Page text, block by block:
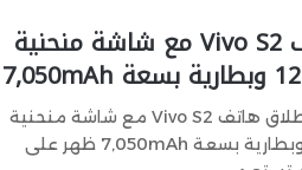
إطلاق هاتف Vivo S2 مع شاشة منحنية
هذا الموضوع إطلاق هاتف Vivo S2 مع شاشة منحنية
بمعدل 120Hz وبطارية بسعة 7,050mAh ظهر على